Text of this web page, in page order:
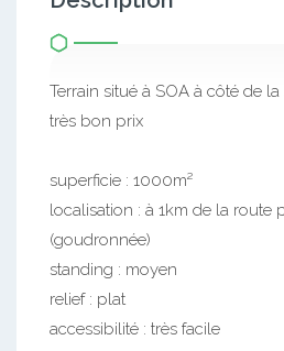
Terrain situé à SOA à côté de
très bon prix
superficie : 1000m²
localisation : à 1km de la route
(goudronnée)
standing : moyen
relief : plat
accessibilité : très facile